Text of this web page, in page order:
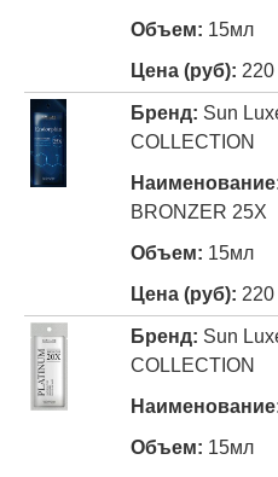
15мл
220
Sun
COLLECTION
BRONZER 25X
15мл
220
Sun
COLLECTION
15мл